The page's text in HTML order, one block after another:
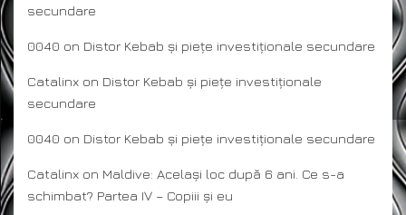
secundare
0040 on Distor Kebab și piețe investiționale secundare
Catalinx on Distor Kebab și piețe investiționale
secundare
0040 on Distor Kebab și piețe investiționale secundare
Catalinx on Maldive: Același loc după 6 ani. Ce s-a
schimbat? Partea IV – Copiii și eu